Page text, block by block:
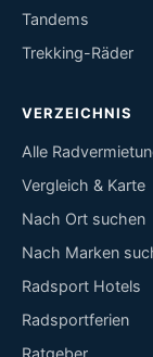
Tandems
Trekking-Räder
VERZEICHNIS
Alle
Vergleich & Karte
Nach Ort suchen
Nach Marken
Radsport Hotels
Radsportferien